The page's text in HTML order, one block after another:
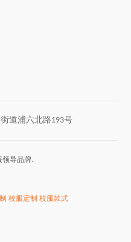
道浦六北路193号
领导品牌.
校服定制 校服款式